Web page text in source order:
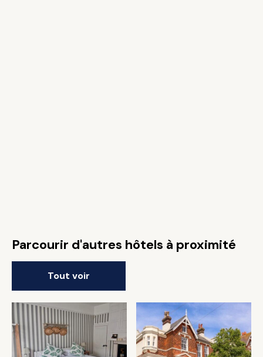
Parcourir d'autres hôtels à proximité
Tout voir